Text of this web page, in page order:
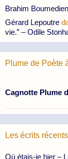
Brahim Boumedien
Gérard Lepoutre
vie.” – Odile
Plume de Poète
Cagnotte Plume
Les écrits
Où étais-je hier –